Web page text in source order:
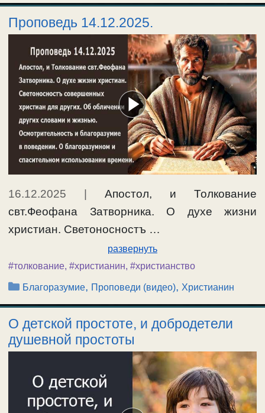
Проповедь 14.12.2025.
16.12.2025
Апостол, и Толкование
свт.Феофана Затворника. О духе жизни
христиан. Светоносностъ …
развернуть
#толкование, #христианин, #христианство
Рубрики
Благоразумие, Проповеди (видео), Христианин
О детской простоте, и добродетели
душевной простоты